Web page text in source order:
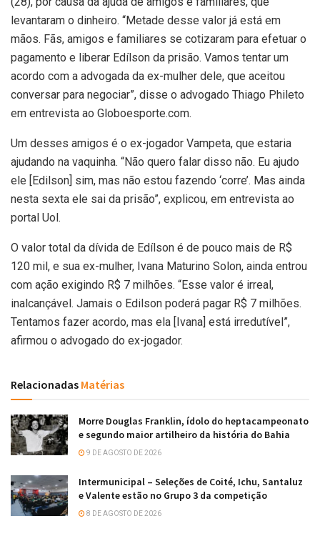
levantaram o dinheiro. “Metade desse valor já está em
mãos. Fãs, amigos e familiares se cotizaram para efetuar o
pagamento e liberar Edílson da prisão. Vamos tentar um
acordo com a advogada da ex-mulher dele, que aceitou
conversar para negociar”, disse o advogado Thiago Phileto
em entrevista ao Globoesporte.com.
Um desses amigos é o ex-jogador Vampeta, que estaria
ajudando na vaquinha. “Não quero falar disso não. Eu ajudo
ele [Edilson] sim, mas não estou fazendo ‘corre’. Mas ainda
nesta sexta ele sai da prisão”, explicou, em entrevista ao
portal Uol.
O valor total da dívida de Edílson é de pouco mais de R$
120 mil, e sua ex-mulher, Ivana Maturino Solon, ainda entrou
com ação exigindo R$ 7 milhões. “Esse valor é irreal,
inalcançável. Jamais o Edilson poderá pagar R$ 7 milhões.
Tentamos fazer acordo, mas ela [Ivana] está irredutível”,
afirmou o advogado do ex-jogador.
Relacionadas Matérias
Morre Douglas Franklin, ídolo do heptacampeonato
e segundo maior artilheiro da história do Bahia
9 DE AGOSTO DE 2026
Intermunicipal – Seleções de Coité, Ichu, Santaluz
e Valente estão no Grupo 3 da competição
8 DE AGOSTO DE 2026